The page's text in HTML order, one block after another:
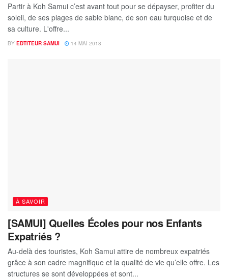
Partir à Koh Samui c’est avant tout pour se dépayser, profiter du
soleil, de ses plages de sable blanc, de son eau turquoise et de
sa culture. L'offre...
BY EDTITEUR SAMUI 14 MAI 2018
À SAVOIR
[SAMUI] Quelles Écoles pour nos Enfants
Expatriés ?
Au-delà des touristes, Koh Samui attire de nombreux expatriés
grâce à son cadre magnifique et la qualité de vie qu’elle offre. Les
structures se sont développées et sont...